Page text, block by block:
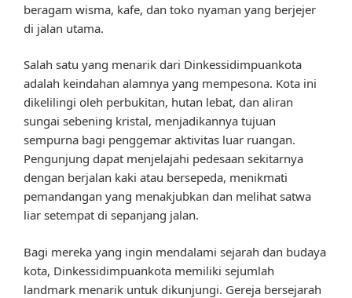
beragam wisma, kafe, dan toko nyaman yang berjejer
di jalan utama.
Salah satu yang menarik dari Dinkessidimpuankota
adalah keindahan alamnya yang mempesona. Kota ini
dikelilingi oleh perbukitan, hutan lebat, dan aliran
sungai sebening kristal, menjadikannya tujuan
sempurna bagi penggemar aktivitas luar ruangan.
Pengunjung dapat menjelajahi pedesaan sekitarnya
dengan berjalan kaki atau bersepeda, menikmati
pemandangan yang menakjubkan dan melihat satwa
liar setempat di sepanjang jalan.
Bagi mereka yang ingin mendalami sejarah dan budaya
kota, Dinkessidimpuankota memiliki sejumlah
landmark menarik untuk dikunjungi. Gereja bersejarah